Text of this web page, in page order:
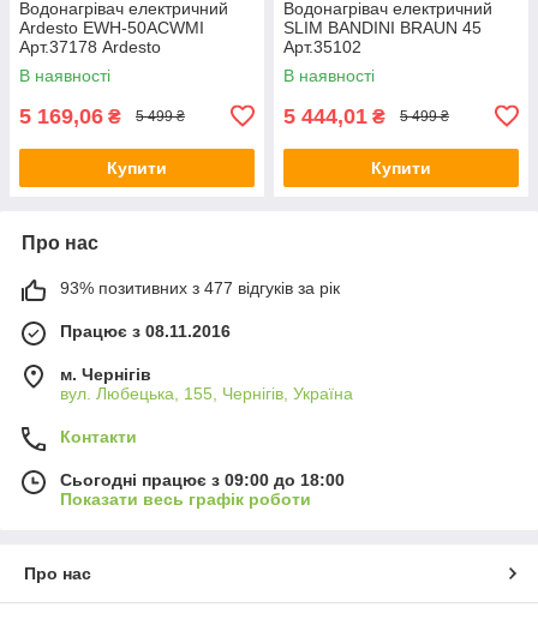
Водонагрівач електричний
Ardesto EWH-50ACWMI
Арт.37178 Ardesto
В наявності
5 169,06 ₴ 5 499 ₴
Купити
Водонагрівач електричний
SLIM BANDINI BRAUN 45
Арт.35102
В наявності
5 444,01 ₴ 5 499 ₴
Купити
Про нас
93% позитивних з 477 відгуків за рік
Працює з 08.11.2016
м. Чернігів
вул. Любецька, 155, Чернігів, Україна
Контакти
Сьогодні працює з 09:00 до 18:00
Показати весь графік роботи
Про нас